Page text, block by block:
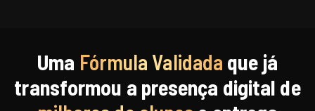
Uma Fórmula Validada que já
transformou a presença digital de